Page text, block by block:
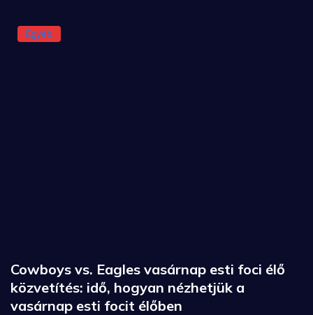
Egyéb
Cowboys vs. Eagles vasárnap esti foci élő
közvetítés: idő, hogyan nézhetjük a
vasárnap esti focit élőben